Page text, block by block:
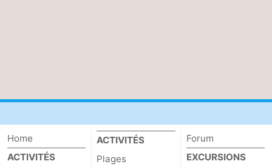
de
Mantelingen
Domburg
-
Zoutelande
-
Vlissingen
-
Home
ACTIVITÉS
ACTIVITÉS
Plages
Forum
EXCURSIONS